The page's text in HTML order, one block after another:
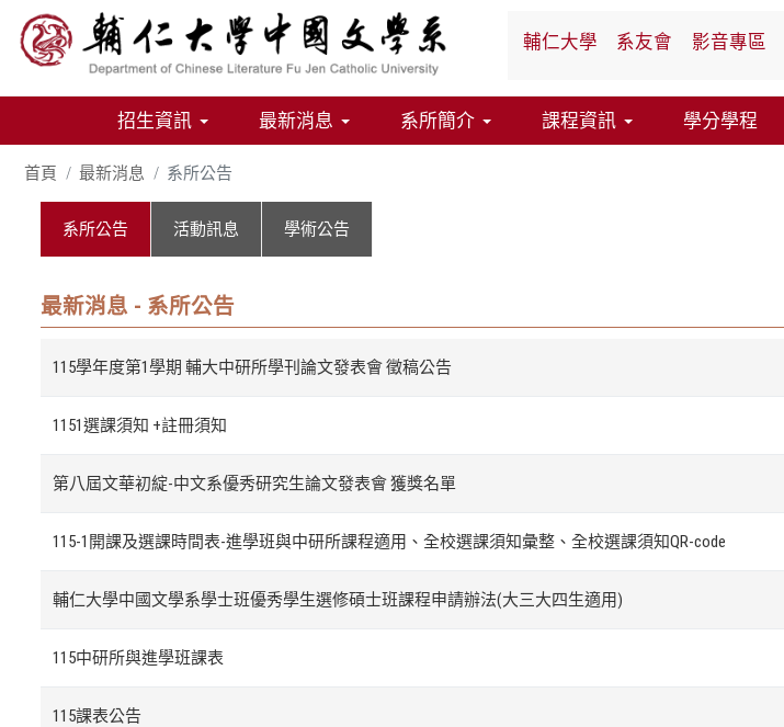
輔仁大學 系友會 影音專區
招生資訊 最新消息 系所簡介 課程資訊 學分學程
首頁 最新消息 系所公告
系所公告 活動訊息 學術公告
最新消息 - 系所公告
115學年度第1學期 輔大中研所學刊​論文發表會 徵稿公告
1151選課須知 +註冊須知
第八屆文華初綻-中文系優秀研究生論文發表會 獲獎名單
115-1開課及選課時間表-進學班與中研所課程適用、全校選課須知彙整、全校選課須知QR-code
輔仁大學中國文學系學士班優秀學生選修碩士班課程申請辦法(大三大四生適用)
115中研所與進學班課表
115課表公告